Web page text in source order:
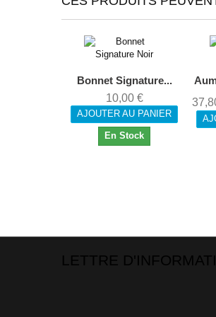
Bonnet Signature...
10,00 €
AJOUTER AU PANIER
En Stock
LETTRE